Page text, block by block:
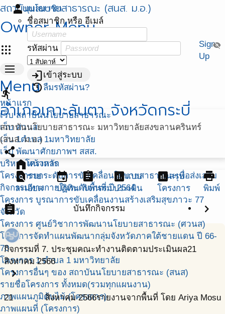
สถาบันนโยบายสาธารณะ (สนส. ม.อ.)
Owner Menu
apps
personมุมสมาชิก
ชื่อสมาชิก หรือ อีเมล์
รหัสผ่าน visibility_off
loginเข้าสู่ระบบ
restoreลืมรหัสผ่าน?
Sign
Up
menu
Menu
หน้าแรก
เว็บ สถาบันนโยบายสาธารณะ
เว็บ ศวนส.
เว็บ 1ตำบล 1มหาวิทยาลัย
เว็บ พัฒนาศักยภาพฯ สสส.
บริหารโครงการ
โครงการยกระดับการขับเคลื่อนโยบายสาธารณะเพื่อส่งเสริม
กิจกรรมทางกายในระดับพื้นที่ ปี 2564
โครงการ บูรณาการขับเคลื่อนงานสร้างเสริมสุขภาวะ 77
จังหวัด
โครงการ ศูนย์วิชาการพัฒนานโยบายสาธารณะ (ศวนส)
โครงการจัดทำแผนพัฒนากลุ่มจังหวัดภาคใต้ชายแดน ปี 66-
70
โครงการ 1 ตำบล 1 มหาวิทยาลัย
โครงการอื่นๆ ของ สถาบันนโยบายสาธารณะ (สนส)
รายชื่อโครงการ ทั้งหมด(รวมทุกแผนงาน)
ภาพแผนภูมิต้นไม้ (โครงการ)
ภาพแผนที่ (โครงการ)
directions_run
อำเภอเกาะลันตา จังหวัดกระบี่
สถาบันนโยบายสาธารณะ มหาวิทยาลัยสงขลานครินทร์
(สนส. ม.อ.)
share
homeหน้าหลัก
find_in_pageราย
ละเอียด
event
ปฏิทิน
assignment
กิจกรรม
assessmentแบบ
ประเมิน
assessmentสรุป
โครงการ
print
พิมพ์
assignment บันทึกกิจกรรม chevron_right
กิจกรรมที่ 7. ประชุมคณะทำงานติดตามประเมินผล21
สิงหาคม 2566
chevron_right
21 สิงหาคม 2566รายงานจากพื้นที่ โดย Ariya Mosu